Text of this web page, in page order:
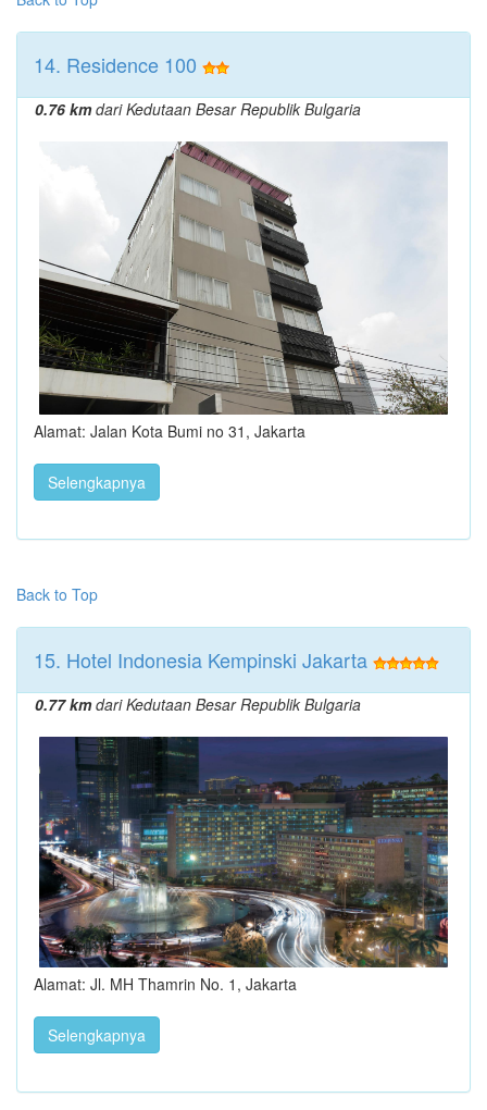
14. Residence 100
0.76 kmdari Kedutaan Besar Republik Bulgaria
Alamat: Jalan Kota Bumi no 31, Jakarta
Selengkapnya
Back to Top
15. Hotel Indonesia Kempinski Jakarta
0.77 kmdari Kedutaan Besar Republik Bulgaria
Alamat: Jl. MH Thamrin No. 1, Jakarta
Selengkapnya